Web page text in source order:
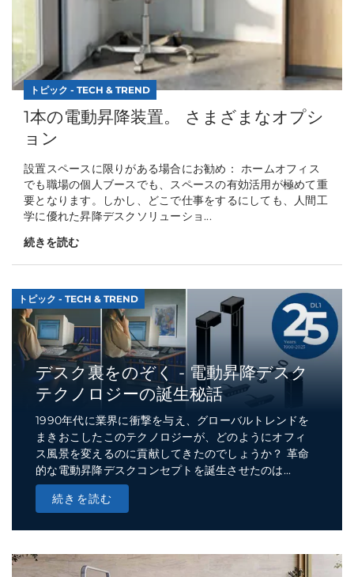
トピック - TECH & TREND
1本の電動昇降装置。 さまざまなオプシ
ョン
設置スペースに限りがある場合にお勧め： ホームオフィス
でも職場の個人ブースでも、スペースの有効活用が極めて重
要となります。しかし、どこで仕事をするにしても、人間工
学に優れた昇降デスクソリューショ...
続きを読む
トピック - TECH & TREND
デスク裏をのぞく - 電動昇降デスク
テクノロジーの誕生秘話
1990年代に業界に衝撃を与え、グローバルトレンドを
まきおこしたこのテクノロジーが、どのようにオフィ
ス風景を変えるのに貢献してきたのでしょうか？ 革命
的な電動昇降デスクコンセプトを誕生させたのは...
続きを読む